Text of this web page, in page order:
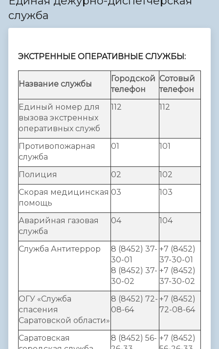
служба
ЭКСТРЕННЫЕ ОПЕРАТИВНЫЕ СЛУЖБЫ:
Название службы
Городской
телефон
Сотовый
телефон
Единый номер для
вызова экстренных
оперативных служб
112 112
Противопожарная
служба
01 101
Полиция 02
102
Скорая медицинская
помощь
03 103
Аварийная газовая
служба
04 104
Служба Антитеррор
8 (8452) 37-
30-01
8 (8452) 37-
30-02
+7 (8452)
37-30-01
+7 (8452)
37-30-02
ОГУ «Служба
спасения
Саратовской области»
8 (8452) 72-
08-64
+7 (8452)
72-08-64
Саратовская
8 (8452) 56- +7 (8452)